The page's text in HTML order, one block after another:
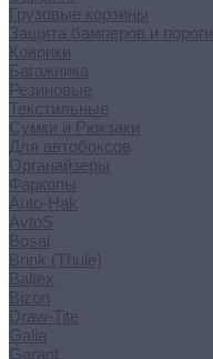
Грузовые корзины
Защита бамперов и пороги
Коврики
Багажника
Резиновые
Текстильные
Сумки и Рюкзаки
Для автобоксов
Органайзеры
Фаркопы
Auto-Hak
AvtoS
Bosal
Brink (Thule)
Baltex
Bizon
Draw-Tite
Galia
Garant